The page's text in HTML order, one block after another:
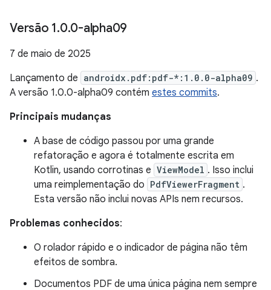
Versão 1.0.0-alpha09
7 de maio de 2025
Lançamento de androidx.pdf:pdf-*:1.0.0-alpha09 .
A versão 1.0.0-alpha09 contém estes commits.
Principais mudanças
A base de código passou por uma grande
refatoração e agora é totalmente escrita em
Kotlin, usando corrotinas e ViewModel . Isso inclui
uma reimplementação do PdfViewerFragment .
Esta versão não inclui novas APIs nem recursos.
Problemas conhecidos:
O rolador rápido e o indicador de página não têm
efeitos de sombra.
Documentos PDF de uma única página nem sempre